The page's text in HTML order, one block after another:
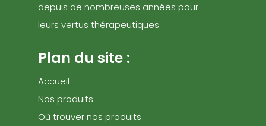
depuis de nombreuses années pour
leurs vertus thérapeutiques.
Plan du site :
Accueil
Nos produits
Où trouver nos produits